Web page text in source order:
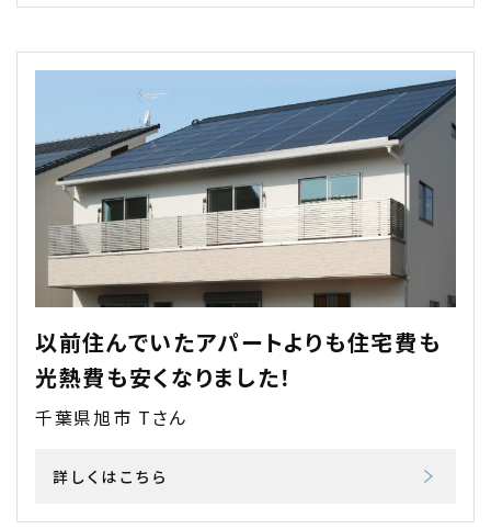
以前住んでいたアパートよりも住宅費も
光熱費も安くなりました！
千葉県旭市 Tさん
詳しくはこちら